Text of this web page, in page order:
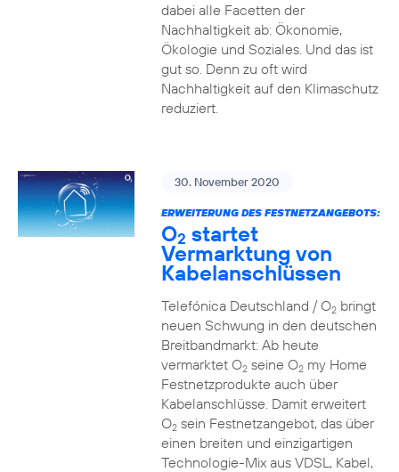
dabei alle Facetten der
Nachhaltigkeit ab: Ökonomie,
Ökologie und Soziales. Und das ist
gut so. Denn zu oft wird
Nachhaltigkeit auf den Klimaschutz
reduziert.
30. November 2020
ERWEITERUNG DES FESTNETZANGEBOTS:
O2 startet
Vermarktung von
Kabelanschlüssen
Telefónica Deutschland / O2bringt
neuen Schwung in den deutschen
Breitbandmarkt: Ab heute
vermarktet O2seine O2my Home
Festnetzprodukte auch über
Kabelanschlüsse. Damit erweitert
O2sein Festnetzangebot, das über
einen breiten und einzigartigen
Technologie-Mix aus VDSL, Kabel,